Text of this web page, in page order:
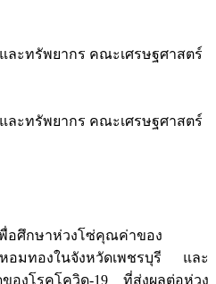
ละทรัพยากร คณะเศรษฐศาสตร์
ละทรัพยากร คณะเศรษฐศาสตร์
อศึกษาห่วงโซ่คุณค่าของ
หอมทองในจังหวัดเพชรบุรี และ
ของโรคโควิด-19 ที่ส่งผลต่อห่วง